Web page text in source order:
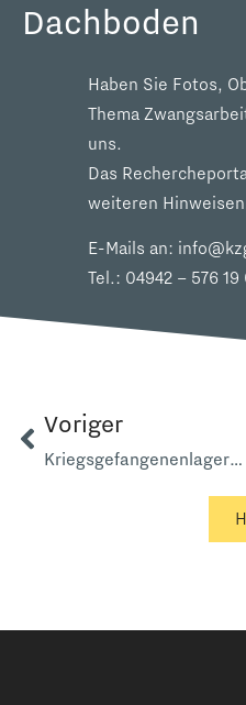
Dachboden
Haben Sie Fotos,
Thema
uns.
Das
weiteren
E-Mails an:
Tel.: 04942 – 576 19
Voriger
Kriegsgefangenenlager AK Franzosen Langeoog